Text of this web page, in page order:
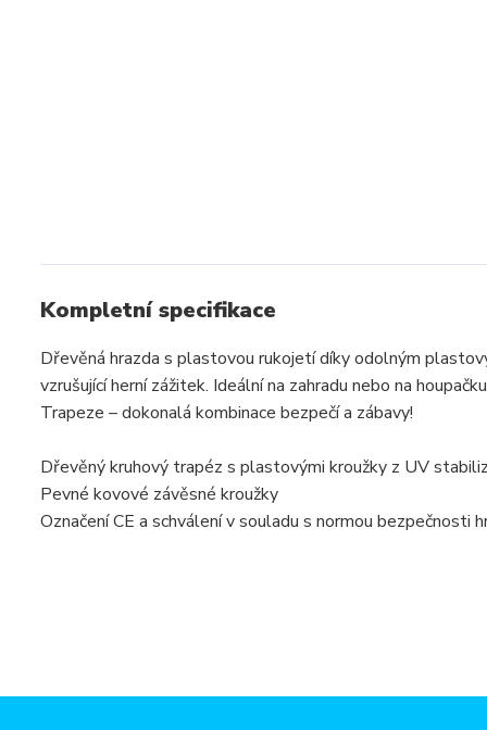
Kompletní specifikace
Dřevěná hrazda s plastovou rukojetí díky odolným
vzrušující herní zážitek. Ideální na zahradu nebo na
Trapeze – dokonalá kombinace bezpečí a zábavy!
Dřevěný kruhový trapéz s plastovými kroužky z UV
Pevné kovové závěsné kroužky
Označení CE a schválení v souladu s normou bezpečnosti